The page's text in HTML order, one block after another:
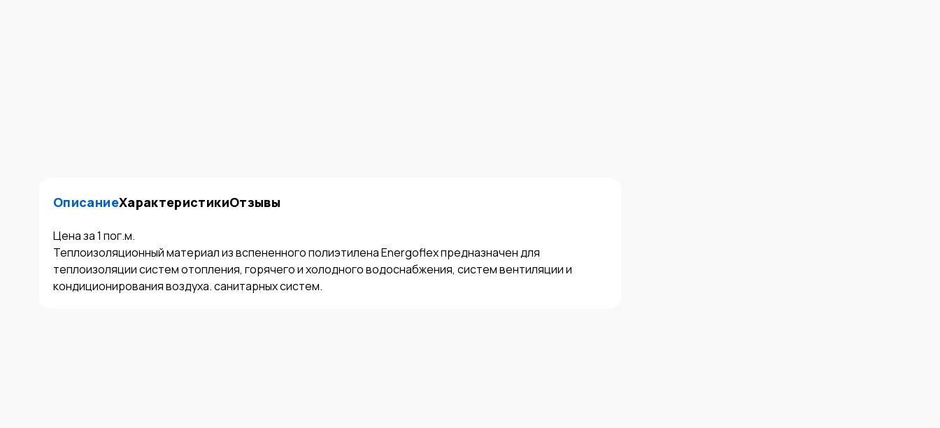
ОписаниеХарактеристикиОтзывы
Цена за 1 пог.м.
Теплоизоляционный материал из вспененного полиэтилена Energoflex предназначен для
теплоизоляции систем отопления, горячего и холодного водоснабжения, систем вентиляции и
кондиционирования воздуха. санитарных систем.